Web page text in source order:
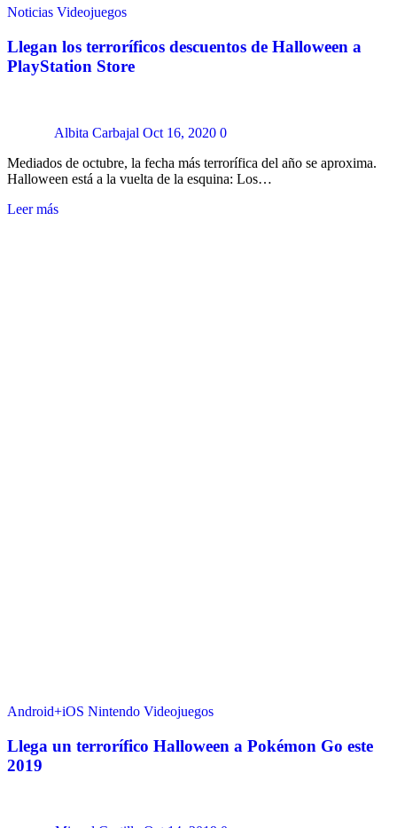
Noticias Videojuegos
Llegan los terroríficos descuentos de Halloween a
PlayStation Store
Albita Carbajal Oct 16, 2020 0
Mediados de octubre, la fecha más terrorífica del año se aproxima.
Halloween está a la vuelta de la esquina: Los…
Leer más
Android+iOS Nintendo Videojuegos
Llega un terrorífico Halloween a Pokémon Go este
2019